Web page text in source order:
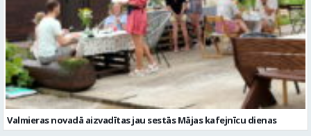
Valmieras novadā aizvadītas jau sestās Mājas kafejnīcu dienas